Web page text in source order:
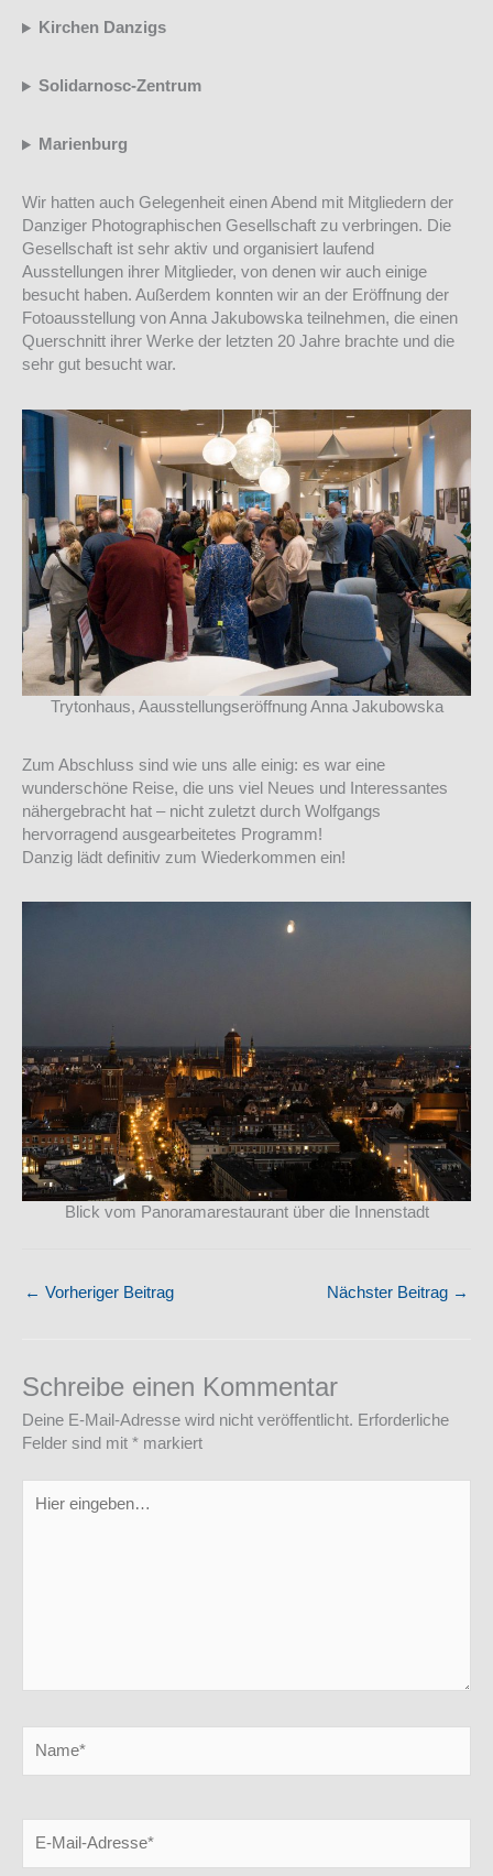
Kirchen Danzigs
Solidarnosc-Zentrum
Marienburg
Wir hatten auch Gelegenheit einen Abend mit Mitgliedern der
Danziger Photographischen Gesellschaft zu verbringen. Die
Gesellschaft ist sehr aktiv und organisiert laufend
Ausstellungen ihrer Mitglieder, von denen wir auch einige
besucht haben. Außerdem konnten wir an der Eröffnung der
Fotoausstellung von Anna Jakubowska teilnehmen, die einen
Querschnitt ihrer Werke der letzten 20 Jahre brachte und die
sehr gut besucht war.
Trytonhaus, Aausstellungseröffnung Anna Jakubowska
Zum Abschluss sind wie uns alle einig: es war eine
wunderschöne Reise, die uns viel Neues und Interessantes
nähergebracht hat – nicht zuletzt durch Wolfgangs
hervorragend ausgearbeitetes Programm!
Danzig lädt definitiv zum Wiederkommen ein!
Blick vom Panoramarestaurant über die Innenstadt
← Vorheriger Beitrag Nächster Beitrag →
Schreibe einen Kommentar
Deine E-Mail-Adresse wird nicht veröffentlicht. Erforderliche
Felder sind mit * markiert
eingeben…
Mail-